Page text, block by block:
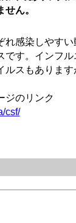
ん。
れ感染しやす
です。インフ
スもあります
ジのリンク
csf/